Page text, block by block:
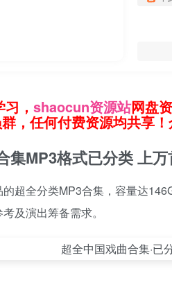
， shaocun资源站网盘
，任何付费资源均共享
集MP3格式已分类 上
超全分类MP3合集，容量达
及演出筹备需求。